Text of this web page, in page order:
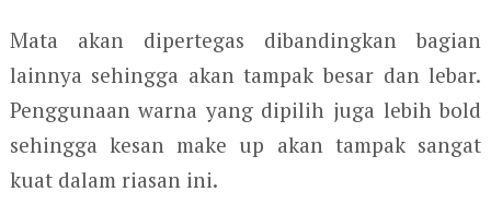
Mata akan dipertegas dibandingkan bagian
lainnya sehingga akan tampak besar dan lebar.
Penggunaan warna yang dipilih juga lebih bold
sehingga kesan make up akan tampak sangat
kuat dalam riasan ini.